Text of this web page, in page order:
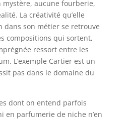
mystère, aucune fourberie,
La créativité qu’elle
son métier se retrouve
compositions qui sortent,
ressort entre les
L’exemple Cartier est un
pas dans le domaine du
dont on entend parfois
en parfumerie de niche n’en